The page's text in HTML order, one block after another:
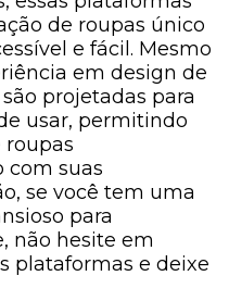
de roupas único
e fácil. Mesmo
em design de
projetadas para
usar, permitindo
roupas
com suas
se você tem uma
para
não hesite em
plataformas e deixe